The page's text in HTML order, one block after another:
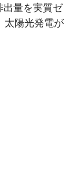
出量を実質ゼ
太陽光発電が